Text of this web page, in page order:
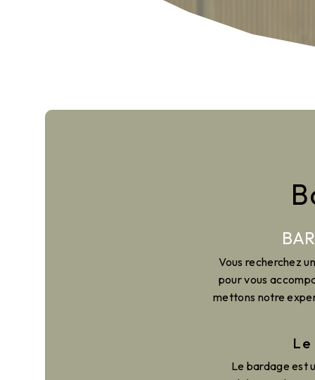
Vous recherchez
pour vous
mettons notre
Le bardage est